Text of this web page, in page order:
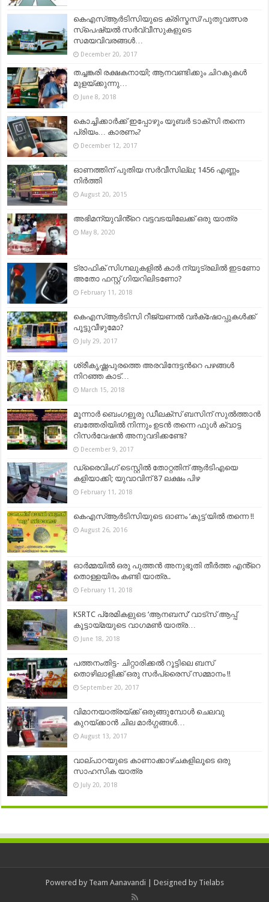
കെഎസ്ആര്‍ടിസിയുടെ ക്രിസ്മസ്/പുതുവത്സര
സ്പെഷ്യല്‍ സര്‍വ്വീസുകളുടെ
സമയവിവരങ്ങള്‍…
December 20, 2017
തച്ചങ്കരി രക്ഷകനായി; ആനവണ്ടിക്കും ചിറകുകൾ
മുളയ്ക്കുന്നു…
June 8, 2018
കൊച്ചിക്കാര്‍ക്ക് ഇപ്പോഴും യൂബര്‍ ടാക്സി തന്നെ
പ്രിയം… കാരണം?
December 12, 2017
ഓണത്തിന് പുതിയ സര്‍വീസില്ല; 1456 എണ്ണം
നിര്‍ത്തി
August 20, 2015
അഭിമന്യുവിൻ്റെ വട്ടവടയിലേക്ക് ഒരു യാത്ര
May 8, 2020
ട്രാഫിക് സിഗ്നലുകളില്‍ കാര്‍ ന്യൂട്രലില്‍ ഇടണോ
അതോ ഫസ്റ്റ് ഗിയറിലിടണോ?
February 11, 2018
കെഎസ്ആര്‍ടിസി റീജ്യണല്‍ വര്‍ക്‌ഷോപ്പുകള്‍ക്ക്
പൂട്ടുവീഴുമോ?
July 29, 2017
ശ്രീകൃഷ്ണപുരത്തെ അരവിന്ദേട്ടന്‍റെ പഴങ്ങൾ
നിറഞ്ഞ കാട്…
March 15, 2018
മൂന്നാർ ബെംഗളൂരു ഡീലക്‌സ് ബസിന് സുൽത്താൻ
ബത്തേരിയില്‍ നിന്നും ഉടൻ തന്നെ ഫുൾ ക്വാട്ട
റിസർവേഷൻ അനുവദിക്കണ്ടേ?
December 9, 2017
ഡ്രൈവിംഗ് ടെസ്റ്റില്‍ തോറ്റതിന് ആര്‍ടിഎയെ
കളിയാക്കി; യുവാവിന് 87 ലക്ഷം പിഴ
February 11, 2018
കെഎസ്ആര്‍ടിസിയുടെ ഓണം ‘കുട്ട’യിൽ തന്നെ !!
August 26, 2016
ഓർമ്മയിൽ ഒരു പുത്തൻ അനുഭൂതി തീർത്ത എൻ്റെ
തൊള്ളയിരം കണ്ടി യാത്ര..
February 11, 2018
KSRTC പ്രേമികളുടെ ‘ആനബസ്’ വാട്സ് ആപ്പ്
കൂട്ടായ്മയുടെ വാഗമൺ യാത്ര…
June 18, 2018
പത്തനംതിട്ട- ചിറ്റാരിക്കല്‍ റൂട്ടിലെ ബസ്
തൊഴിലാളിക്ക് ഒരു സര്‍പ്രൈസ് സമ്മാനം !!
September 20, 2017
വിമാനയാത്രയ്ക്ക് ഒരുങ്ങുമ്പോൾ ചെലവു
കുറയ്ക്കാൻ ചില മാർഗ്ഗങ്ങൾ…
August 13, 2017
വാല്പാറയുടെ കാണാക്കാഴ്ചകളിലൂടെ ഒരു
സാഹസിക യാത്ര
July 20, 2018
Powered by Team Aanavandi | Designed by Tielabs